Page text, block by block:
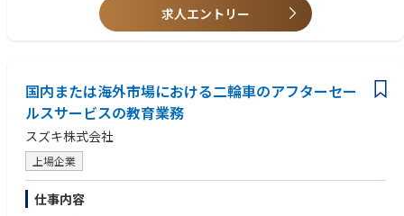
その力を引き上げ、
製品の進化を根本から支えていきます。
現場主導で企画を進めやすく、自ら考えた教育施策を実現できるやりが
いがあります
■育成前提の安心できる立ち上がり
設計経験が浅い方でも、教育プログラムを通じて技術力を高めたうえで
業務に
取り組める体制を整えています
■成長を後押しするカルチャー
「学び続ける姿勢」を重視し、自らの成長に前向きな方を組織としてし
※ご経験・ご希望に応じて藤沢工場、栃木工場のどちらかをお選びいただ
・ 確かな分析スキルと、問題を迅速かつ創造的に解決する能力
求人エントリー
国内または海外市場における二輪車のアフターセー
ルスサービスの教育業務
スズキ株式会社
上場企業
仕事内容